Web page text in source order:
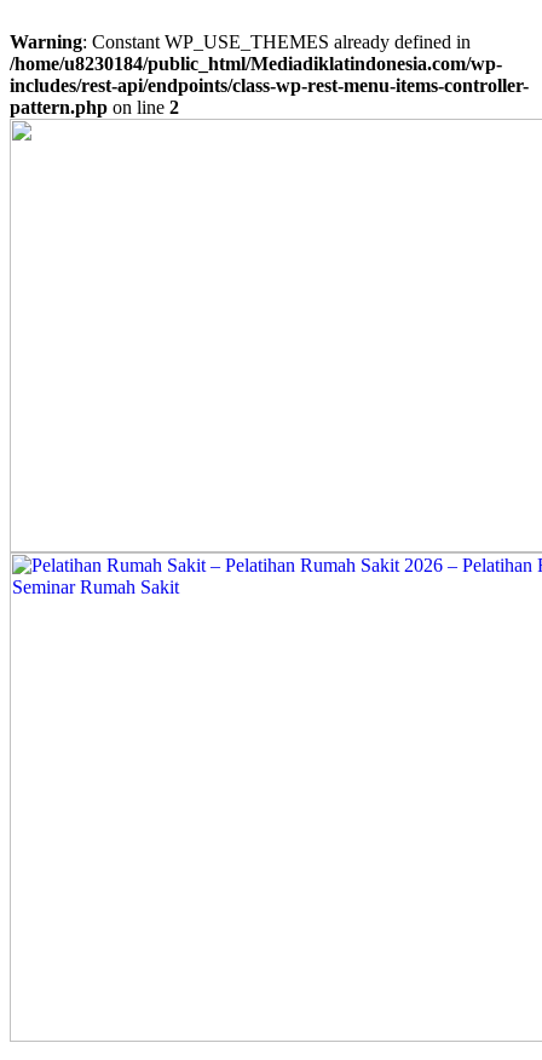
Warning: Constant WP_USE_THEMES already defined in
/home/u8230184/public_html/Mediadiklatindonesia.com/wp-
includes/rest-api/endpoints/class-wp-rest-menu-items-controller-
pattern.php on line 2
Skip